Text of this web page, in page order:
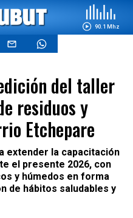
90.1 Mhz
del taller
residuos y
Etchepare
extender la capacitación
el presente 2026, con
y húmedos en forma
de hábitos saludables y